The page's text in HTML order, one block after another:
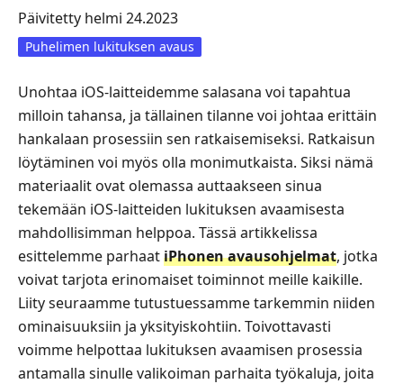
Päivitetty helmi 24.2023
Puhelimen lukituksen avaus
Unohtaa iOS‑laitteidemme salasana voi tapahtua
milloin tahansa, ja tällainen tilanne voi johtaa erittäin
hankalaan prosessiin sen ratkaisemiseksi. Ratkaisun
löytäminen voi myös olla monimutkaista. Siksi nämä
materiaalit ovat olemassa auttaakseen sinua
tekemään iOS‑laitteiden lukituksen avaamisesta
mahdollisimman helppoa. Tässä artikkelissa
esittelemme parhaatiPhonen avausohjelmat, jotka
voivat tarjota erinomaiset toiminnot meille kaikille.
Liity seuraamme tutustuessamme tarkemmin niiden
ominaisuuksiin ja yksityiskohtiin. Toivottavasti
voimme helpottaa lukituksen avaamisen prosessia
antamalla sinulle valikoiman parhaita työkaluja, joita